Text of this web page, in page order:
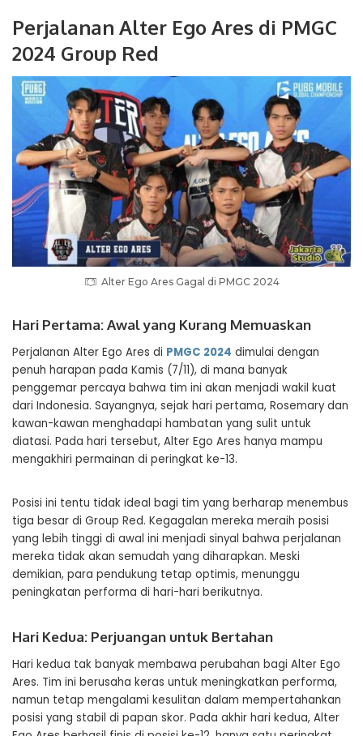
Perjalanan Alter Ego Ares di PMGC
2024 Group Red
Alter Ego Ares Gagal di PMGC 2024
Hari Pertama: Awal yang Kurang Memuaskan
Perjalanan Alter Ego Ares di PMGC 2024 dimulai dengan
penuh harapan pada Kamis (7/11), di mana banyak
penggemar percaya bahwa tim ini akan menjadi wakil kuat
dari Indonesia. Sayangnya, sejak hari pertama, Rosemary dan
kawan-kawan menghadapi hambatan yang sulit untuk
diatasi. Pada hari tersebut, Alter Ego Ares hanya mampu
mengakhiri permainan di peringkat ke-13.
Posisi ini tentu tidak ideal bagi tim yang berharap menembus
tiga besar di Group Red. Kegagalan mereka meraih posisi
yang lebih tinggi di awal ini menjadi sinyal bahwa perjalanan
mereka tidak akan semudah yang diharapkan. Meski
demikian, para pendukung tetap optimis, menunggu
peningkatan performa di hari-hari berikutnya.
Hari Kedua: Perjuangan untuk Bertahan
Hari kedua tak banyak membawa perubahan bagi Alter Ego
Ares. Tim ini berusaha keras untuk meningkatkan performa,
namun tetap mengalami kesulitan dalam mempertahankan
posisi yang stabil di papan skor. Pada akhir hari kedua, Alter